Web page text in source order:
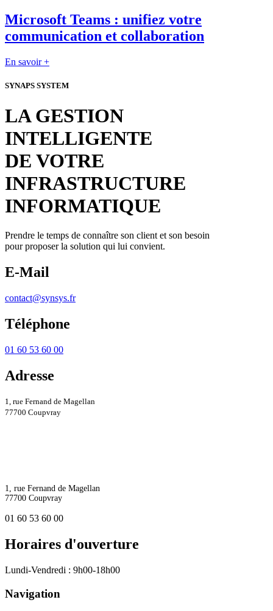
Microsoft Teams : unifiez votre
communication et collaboration
En savoir +
SYNAPS SYSTEM
LA GESTION
INTELLIGENTE
DE VOTRE
INFRASTRUCTURE
INFORMATIQUE
Prendre le temps de connaître son client et son besoin
pour proposer la solution qui lui convient.
E-Mail
contact@synsys.fr
Téléphone
01 60 53 60 00
Adresse
1, rue Fernand de Magellan
77700 Coupvray
1, rue Fernand de Magellan
77700 Coupvray
01 60 53 60 00
Horaires d'ouverture
Lundi-Vendredi : 9h00-18h00
Navigation